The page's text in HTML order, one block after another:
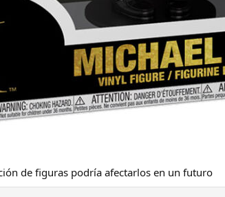
de figuras podría afectarlos en un futuro